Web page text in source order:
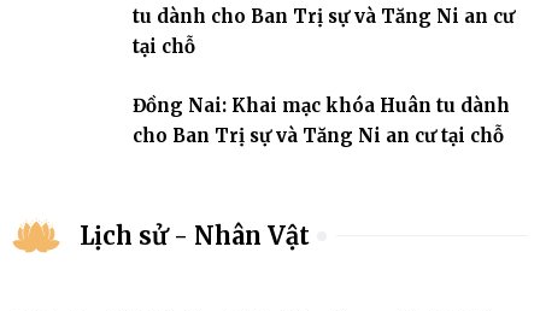
tu dành cho Ban Trị sự và Tăng Ni an cư
tại chỗ
Đồng Nai: Khai mạc khóa Huân tu dành
cho Ban Trị sự và Tăng Ni an cư tại chỗ
Lịch sử - Nhân Vật